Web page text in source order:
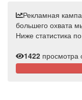
Рекламная
большего охвата
Ниже статистика
1422 просмотра